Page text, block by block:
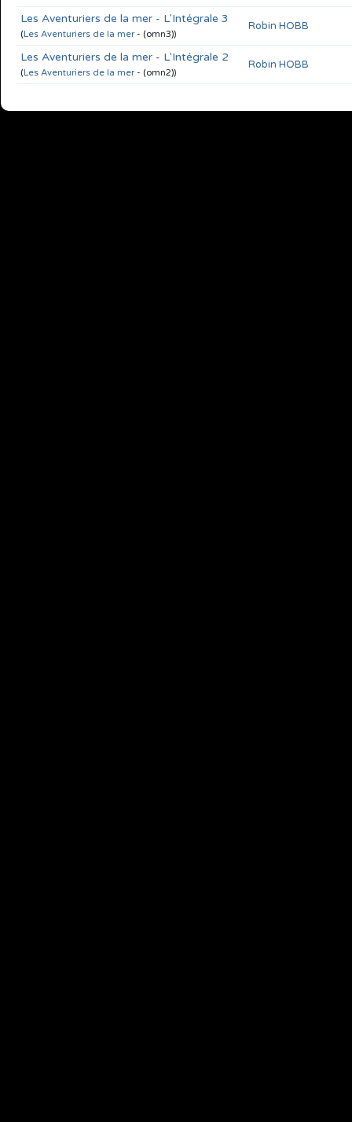
Les Aventuriers de la mer - L'Intégrale 3
(Les Aventuriers de la mer- (omn3))
Robin HOBB
Les Aventuriers de la mer - L'Intégrale 2
(Les Aventuriers de la mer- (omn2))
Robin HOBB